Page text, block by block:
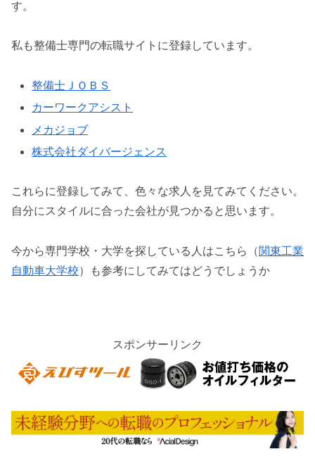
す。
私も整備士専門の転職サイトに登録しています。
整備士ＪＯＢＳ
カーワークアシスト
メカジョブ
株式会社ダイバージェンス
これらに登録してみて、色々な求人を見てみてください。
自分にスタイルに合った会社が見つかると思います。
今から専門学校・大学を探している人はこちら（関東工業
自動車大学校）も参考にしてみてはどうでしょうか
スポンサーリンク